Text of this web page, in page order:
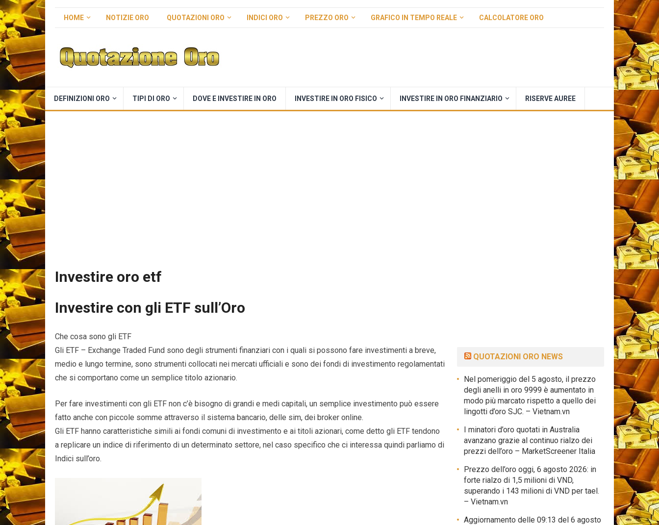
HOME NOTIZIE ORO QUOTAZIONI ORO INDICI ORO PREZZO ORO GRAFICO IN TEMPO REALE CALCOLATORE ORO
DEFINIZIONI ORO TIPI DI ORO DOVE E INVESTIRE IN ORO INVESTIRE IN ORO FISICO INVESTIRE IN ORO FINANZIARIO RISERVE AUREE
Investire oro etf
Investire con gli ETF sull’Oro
Che cosa sono gli ETF
Gli ETF – Exchange Traded Fund sono degli strumenti finanziari con i quali si possono fare investimenti a breve,
medio e lungo termine, sono strumenti collocati nei mercati ufficiali e sono dei fondi di investimento regolamentati
che si comportano come un semplice titolo azionario.
Per fare investimenti con gli ETF non c’è bisogno di grandi e medi capitali, un semplice investimento può essere
fatto anche con piccole somme attraverso il sistema bancario, delle sim, dei broker online.
Gli ETF hanno caratteristiche simili ai fondi comuni di investimento e ai titoli azionari, come detto gli ETF tendono
a replicare un indice di riferimento di un determinato settore, nel caso specifico che ci interessa quindi parliamo di
Indici sull’oro.
QUOTAZIONI ORO NEWS
Nel pomeriggio del 5 agosto, il prezzo
degli anelli in oro 9999 è aumentato in
modo più marcato rispetto a quello dei
lingotti d’oro SJC. – Vietnam.vn
I minatori d’oro quotati in Australia
avanzano grazie al continuo rialzo dei
prezzi dell’oro – MarketScreener Italia
Prezzo dell’oro oggi, 6 agosto 2026: in
forte rialzo di 1,5 milioni di VND,
superando i 143 milioni di VND per tael.
– Vietnam.vn
Aggiornamento delle 09:13 del 6 agosto